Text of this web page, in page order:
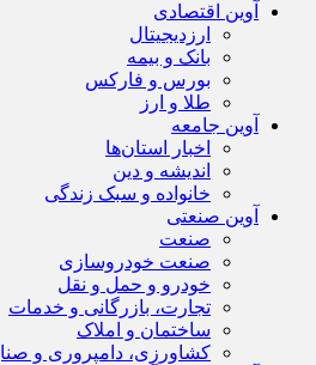
آوین اقتصادی
ارزدیجیتال
بانک و بیمه
بورس و فارکس
طلا و ارز
آوین جامعه
اخبار استان‌ها
اندیشه و دین
خانواده و سبک زندگی
آوین صنعتی
صنعت
صنعت خودروسازی
خودرو و حمل و نقل
تجارت، بازرگانی و خدمات
ساختمان و املاک
کشاورزی، دامپروری و